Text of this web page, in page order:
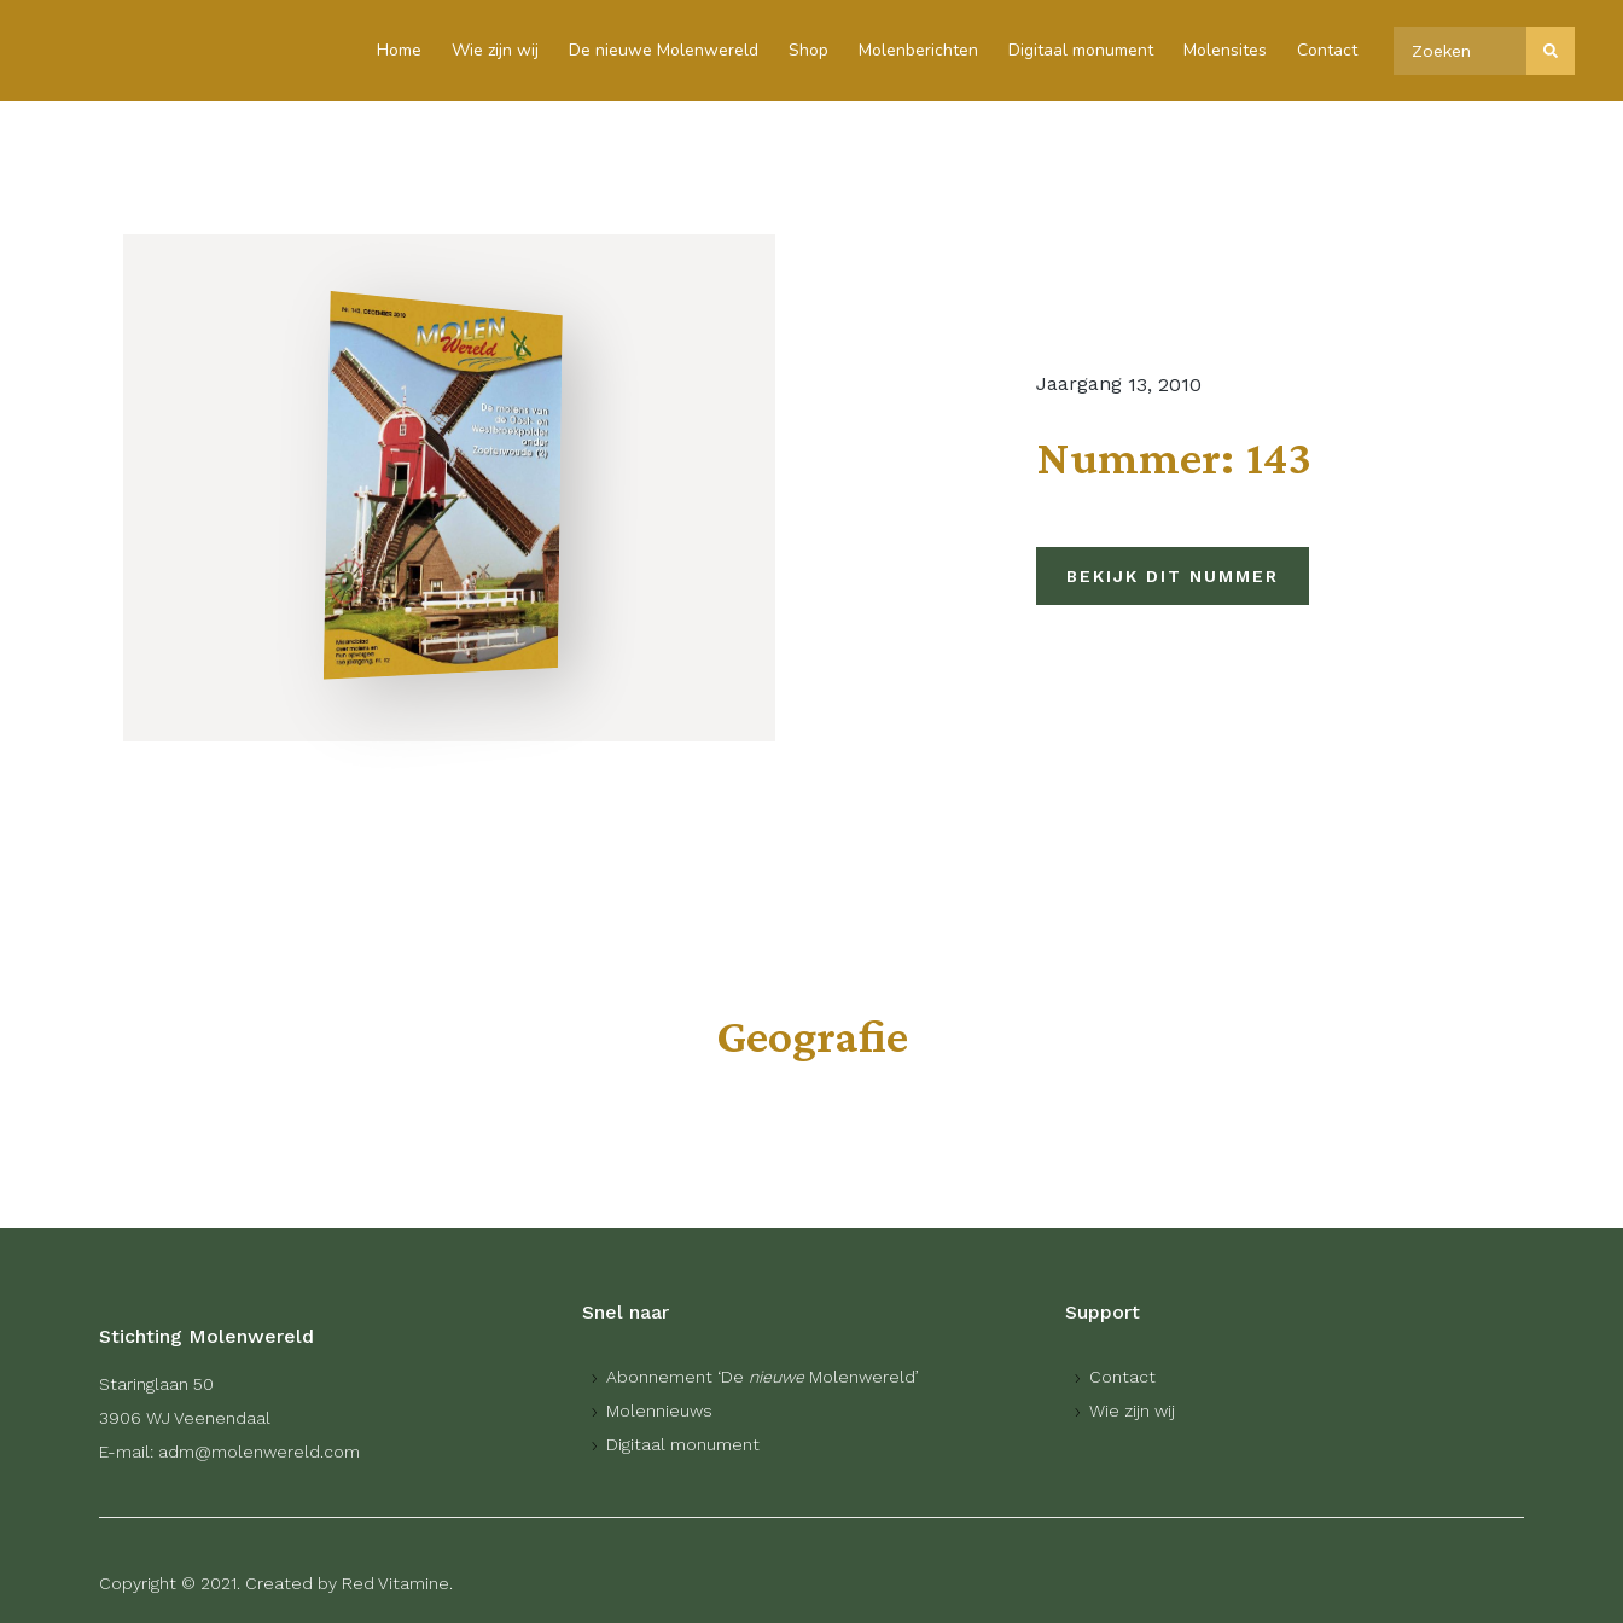
Home Wie zijn wij De nieuwe Molenwereld Shop Molenberichten Digitaal monument Molensites Contact
Jaargang 13, 2010
Nummer: 143
BEKIJK DIT NUMMER
Geografie
Stichting Molenwereld
Staringlaan 50
3906 WJ Veenendaal
E-mail: adm@molenwereld.com
Snel naar
Abonnement ‘De nieuwe Molenwereld’
Molennieuws
Digitaal monument
Support
Contact
Wie zijn wij
Copyright © 2021. Created by Red Vitamine.